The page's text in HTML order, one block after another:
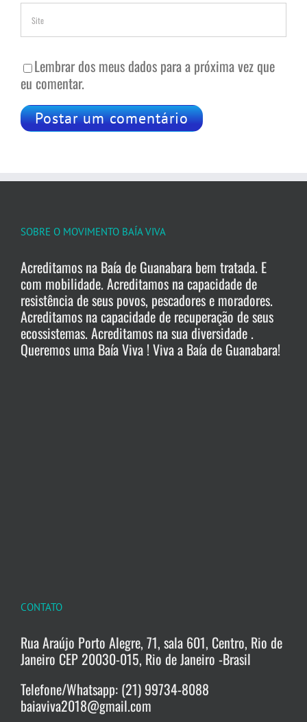
Lembrar dos meus dados para a próxima vez que
eu comentar.
SOBRE O MOVIMENTO BAÍA VIVA
Acreditamos na Baía de Guanabara bem tratada. E
com mobilidade. Acreditamos na capacidade de
resistência de seus povos, pescadores e moradores.
Acreditamos na capacidade de recuperação de seus
ecossistemas. Acreditamos na sua diversidade .
Queremos uma Baía Viva ! Viva a Baía de Guanabara!
CONTATO
Rua Araújo Porto Alegre, 71, sala 601, Centro, Rio de
Janeiro CEP 20030-015, Rio de Janeiro -Brasil
Telefone/Whatsapp: (21) 99734-8088
baiaviva2018@gmail.com